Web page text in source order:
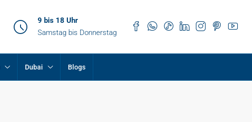
9 bis 18 Uhr
Samstag bis Donnerstag
Dubai Blogs